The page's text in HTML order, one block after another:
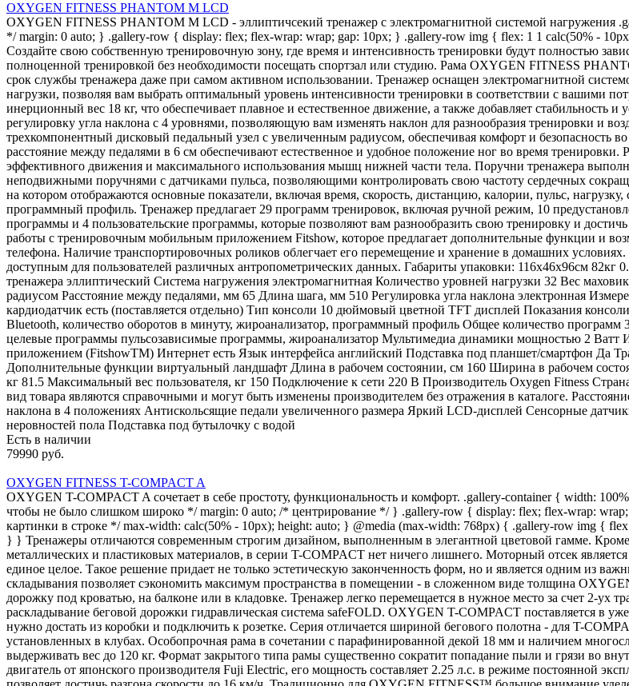
OXYGEN FITNESS PHANTOM M LCD
OXYGEN FITNESS PHANTOM M LCD - эллиптичсекий тренажер с электромагнитной системой нагружения
*/ margin: 0 auto; } .gallery-row { display: flex; flex-wrap: wrap; gap: 10px; } .gallery-row img { flex: 1 1 calc(50% -
Создайте свою собственную тренировочную зону, где время и интенсивность тренировки будут полностью
полноценной тренировкой без необходимости посещать спортзал или студию. Рама OXYGEN FITNESS
срок службы тренажера даже при самом активном использовании. Тренажер оснащен электромагнитной
нагрузки, позволяя вам выбрать оптимальный уровень интенсивности тренировки в соответствии с вашими
инерционный вес 18 кг, что обеспечивает плавное и естественное движение, а также добавляет
регулировку угла наклона с 4 уровнями, позволяющую вам изменять наклон для разнообразия тренировки и
трехкомпонентный дисковый педальный узел с увеличенным радиусом, обеспечивая комфорт и безопасность
расстояние между педалями в 6 см обеспечивают естественное и удобное положение ног во время
эффективного движения и максимального использования мышц нижней части тела. Поручни тренажера
неподвижными поручнями с датчиками пульса, позволяющими контролировать свою частоту сердечных
на котором отображаются основные показатели, включая время, скорость, дистанцию, калории, пульс,
программный профиль. Тренажер предлагает 29 программ тренировок, включая ручной режим, 10
программы и 4 пользовательские программы, которые позволяют вам разнообразить свою тренировку и
работы с тренировочным мобильным приложением Fitshow, которое предлагает дополнительные функции и
телефона. Наличие транспортировочных роликов облегчает его перемещение и хранение в домашних условиях.
доступным для пользователей различных антропометрических данных. Габариты упаковки: 116х46х96см
тренажера эллиптический Система нагружения электромагнитная Количество уровней нагрузки 32 Вес
радиусом Расстояние между педалями, мм 65 Длина шага, мм 510 Регулировка угла наклона электронная
кардиодатчик есть (поставляется отдельно) Тип консоли 10 дюймовый цветной TFT дисплей Показания
Bluetooth, количество оборотов в минуту, жироанализатор, программный профиль Общее количество
целевые программы пульсозависимые программы, жироанализатор Мультимедиа динамики мощностью 2
приложением (FitshowTM) Интернет есть Язык интерфейса английский Подставка под планшет/смартфон Да
Дополнительные функции виртуальный ландшафт Длина в рабочем состоянии, см 160 Ширина в рабочем
кг 81.5 Максимальный вес пользователя, кг 150 Подключение к сети 220 В Производитель Oxygen Fitness
вид товара являются справочными и могут быть изменены производителем без отражения в каталоге.
наклона в 4 положениях Антискольсящие педали увеличенного размера Яркий LCD-дисплей Сенсорные
неровностей пола Подставка под бутылочку с водой
Есть в наличии
79990 руб.
OXYGEN FITNESS T-COMPACT A
OXYGEN T-COMPACT A сочетает в себе простоту, функциональность и комфорт. .gallery-container { width:
чтобы не было слишком широко */ margin: 0 auto; /* центрирование */ } .gallery-row { display: flex; flex-wrap:
картинки в строке */ max-width: calc(50% - 10px); height: auto; } @media (max-width: 768px) { .gallery-row img {
} } Тренажеры отличаются современным строгим дизайном, выполненным в элегантной цветовой гамме.
металлических и пластиковых материалов, в серии T-COMPACT нет ничего лишнего. Моторный отсек
единое целое. Такое решение придает не только эстетическую законченность форм, но и является одним из
складывания позволяет сэкономить максимум пространства в помещении - в сложенном виде толщина
дорожку под кроватью, на балконе или в кладовке. Тренажер легко перемещается в нужное место за счет 2-ух
раскладывание беговой дорожки гидравлическая система safeFOLD. OXYGEN T-COMPACT поставляется в
нужно достать из коробки и подключить к розетке. Серия отличается шириной бегового полотна - для T-
установленных в клубах. Особопрочная рама в сочетании с парафинированной декой 18 мм и наличием
выдерживать вес до 120 кг. Формат закрытого типа рамы существенно сократит попадание пыли и грязи во
двигатель от японского производителя Fuji Electric, его мощность составляет 2.25 л.с. в режиме постоянной